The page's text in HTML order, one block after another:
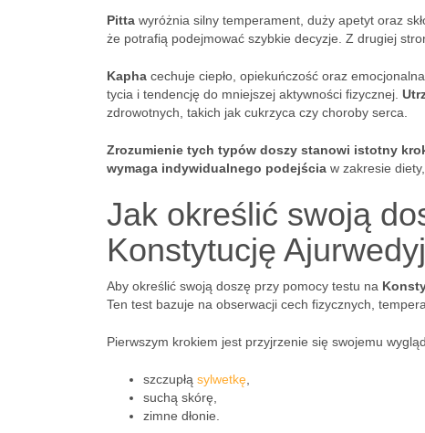
Pitta wyróżnia silny temperament, duży apetyt oraz
że potrafią podejmować szybkie decyzje. Z drugiej
Kapha cechuje ciepło, opiekuńczość oraz
tycia i tendencję do mniejszej aktywności fizycznej.
zdrowotnych, takich jak cukrzyca czy choroby serca.
Zrozumienie tych typów doszy stanowi istotny
wymaga indywidualnego podejścia w zakresie
Jak określić swoją
Konstytucję
Aby określić swoją doszę przy pomocy testu na
Ten test bazuje na obserwacji cech fizycznych,
Pierwszym krokiem jest przyjrzenie się swojemu
szczupłą sylwetkę
suchą skórę,
zimne dłonie.